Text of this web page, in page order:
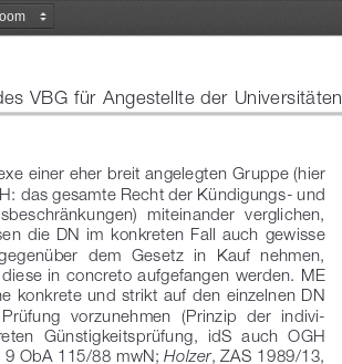
einer eher breit angelegten Gruppe (hier
das gesamte Recht der Kündigungs- und
miteinander  verglichen,
die  DN  im  konkreten  Fall  auch  gewisse
dem  Gesetz  in  Kauf  nehmen,
in concreto aufgefangen werden. ME
konkrete und strikt auf den einzelnen DN
vorzunehmen  (Prinzip  der  indivi-
Günstigkeitsprüfung,  idS  auch  OGH
9 ObA 115/88 mwN; Holzer, ZAS 1989/13,
VBG für Angestellte der Universitäten